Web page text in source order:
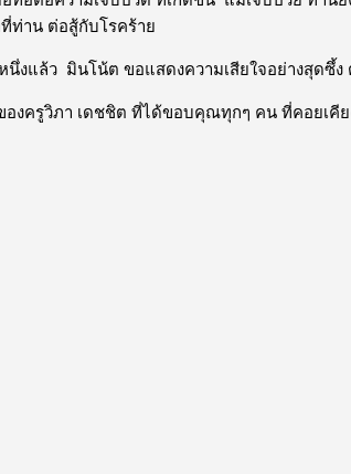
ที่ท่าน ต่อสู้กับโรคร้าย
งแล้ว มินโน้ต ขอแสดงความเสียใจอย่างสุดซึ้ง
งครูวิภา เดชชิต ที่ได้ขอบคุณทุกๆ คน ที่คอยเคีย